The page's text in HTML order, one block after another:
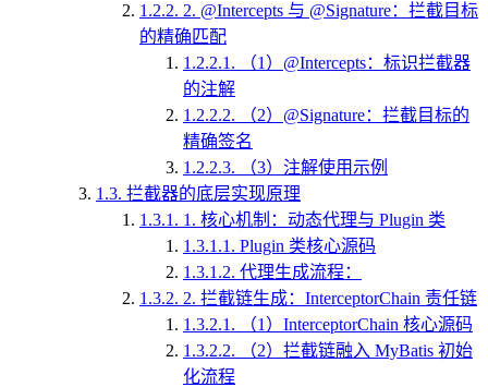
1.2.2. 2. @Intercepts 与 @Signature：拦截目标
的精确匹配
1.2.2.1.
（1）@Intercepts：标识拦截器
的注解
1.2.2.2.
（2）@Signature：拦截目标的
精确签名
1.2.2.3.
（3）注解使用示例
1.3. 拦截器的底层实现原理
1.3.1. 1. 核心机制：动态代理与 Plugin 类
1.3.1.1. Plugin 类核心源码
1.3.1.2. 代理生成流程：
1.3.2. 2. 拦截链生成：InterceptorChain 责任链
1.3.2.1.
（1）InterceptorChain 核心源码
1.3.2.2.
（2）拦截链融入 MyBatis 初始
化流程